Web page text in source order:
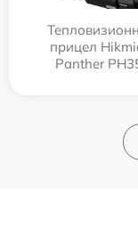
прицел
Panther